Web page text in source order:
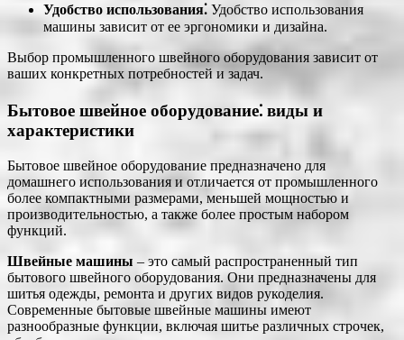
Удобство использования⁚ Удобство использования
машины зависит от ее эргономики и дизайна.
Выбор промышленного швейного оборудования зависит от
ваших конкретных потребностей и задач.
Бытовое швейное оборудование⁚ виды и
характеристики
Бытовое швейное оборудование предназначено для
домашнего использования и отличается от промышленного
более компактными размерами, меньшей мощностью и
производительностью, а также более простым набором
функций.
Швейные машины – это самый распространенный тип
бытового швейного оборудования. Они предназначены для
шитья одежды, ремонта и других видов рукоделия.
Современные бытовые швейные машины имеют
разнообразные функции, включая шитье различных строчек,